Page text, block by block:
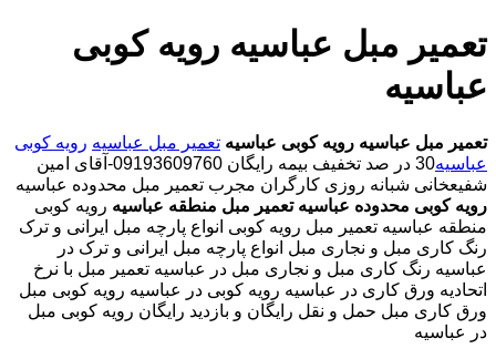
تعمیر مبل عباسیه رویه کوبی
عباسیه
تعمیر مبل عباسیه رویه کوبی عباسیه تعمیر مبل عباسیه رویه کوبی
عباسیه
30 در صد تخفیف بیمه رایگان 09193609760-آقای امین
شفیعخانی شبانه روزی کارگران مجرب تعمیر مبل محدوده عباسیه
رویه کوبی محدوده عباسیه تعمیر مبل منطقه عباسیه رویه کوبی
منطقه عباسیه تعمیر مبل رویه کوبی انواع پارچه مبل ایرانی و ترک
رنگ کاری مبل و نجاری مبل انواع پارچه مبل ایرانی و ترک در
عباسیه رنگ کاری مبل و نجاری مبل در عباسیه تعمیر مبل با نرخ
اتحادیه ورق کاری در عباسیه رویه کوبی در عباسیه رویه کوبی مبل
ورق کاری مبل حمل و نقل رایگان و بازدید رایگان رویه کوبی مبل
در عباسیه